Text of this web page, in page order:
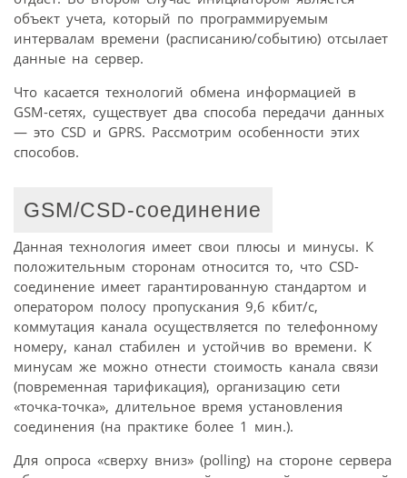
объект учета, который по программируемым
интервалам времени (расписанию/событию) отсылает
данные на сервер.
Что касается технологий обмена информацией в
GSM-сетях, существует два способа передачи данных
— это CSD и GPRS. Рассмотрим особенности этих
способов.
GSM/CSD-соединение
Данная технология имеет свои плюсы и минусы. К
положительным сторонам относится то, что CSD-
соединение имеет гарантированную стандартом и
оператором полосу пропускания 9,6 кбит/с,
коммутация канала осуществляется по телефонному
номеру, канал стабилен и устойчив во времени. К
минусам же можно отнести стоимость канала связи
(повременная тарификация), организацию сети
«точка-точка», длительное время установления
соединения (на практике более 1 мин.).
Для опроса «сверху вниз» (polling) на стороне сервера